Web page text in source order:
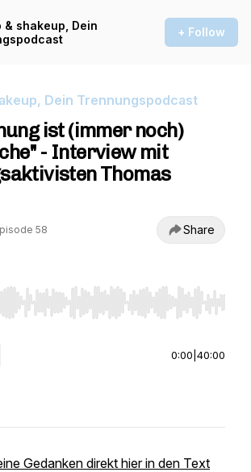
& shakeup, Dein
+ Follow
Dein Trennungspodcast
ist (immer noch)
- Interview mit
Thomas
58 Share
Left/Right to seek, Home/End to jump to
0:00 40:00
Gedanken direkt hier in den Text